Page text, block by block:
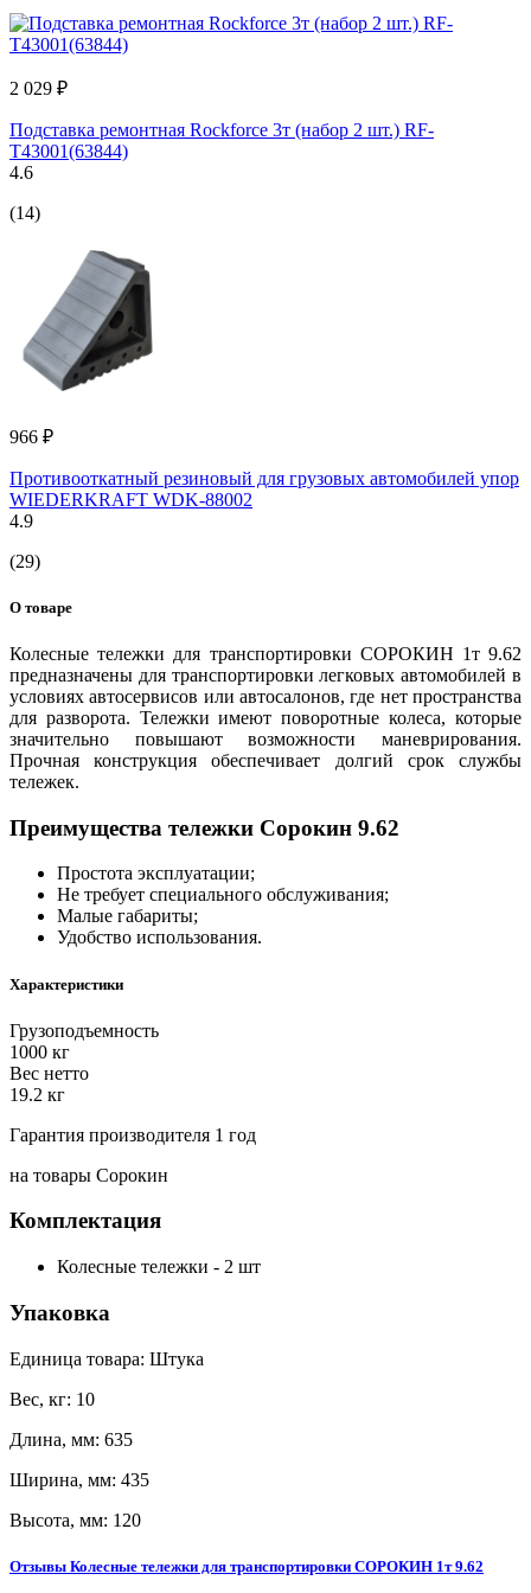
2 029 ₽
Подставка ремонтная Rockforce 3т (набор 2 шт.) RF-
T43001(63844)
4.6
(14)
966 ₽
Противооткатный резиновый для грузовых автомобилей упор
WIEDERKRAFT WDK-88002
4.9
(29)
О товаре
Колесные тележки для транспортировки СОРОКИН 1т 9.62
предназначены для транспортировки легковых автомобилей в
условиях автосервисов или автосалонов, где нет пространства
для разворота. Тележки имеют поворотные колеса, которые
значительно повышают возможности маневрирования.
Прочная конструкция обеспечивает долгий срок службы
тележек.
Преимущества тележки Сорокин 9.62
Простота эксплуатации;
Не требует специального обслуживания;
Малые габариты;
Удобство использования.
Характеристики
Грузоподъемность
1000 кг
Вес нетто
19.2 кг
Гарантия производителя 1 год
на товары Сорокин
Комплектация
Колесные тележки - 2 шт
Упаковка
Единица товара: Штука
Вес, кг: 10
Длина, мм: 635
Ширина, мм: 435
Высота, мм: 120
Отзывы Колесные тележки для транспортировки СОРОКИН 1т 9.62